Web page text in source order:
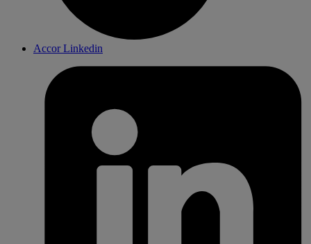
Accor Linkedin